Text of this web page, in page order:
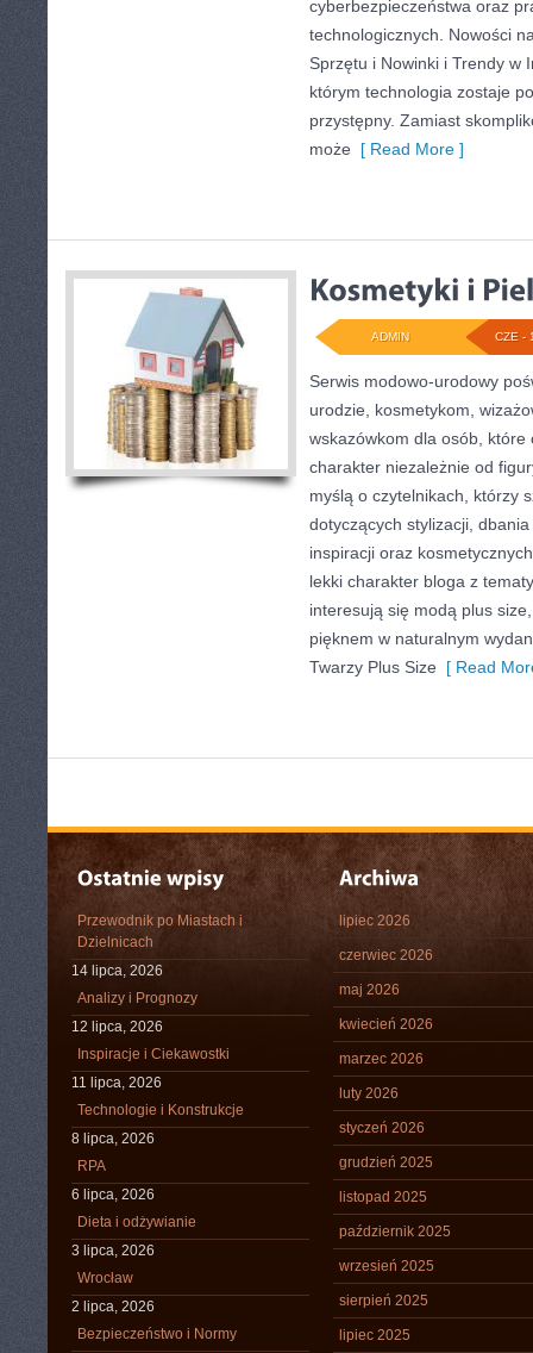
cyberbezpieczeństwa oraz
technologicznych. Nowości
Sprzętu i Nowinki i Trendy w
którym technologia zostaje
przystępny. Zamiast
może [ Read More ]
CZE -
ADMIN
Serwis modowo-urodowy
urodzie, kosmetykom,
wskazówkom dla osób, które
charakter niezależnie od
myślą o czytelnikach, którzy
dotyczących stylizacji,
inspiracji oraz
lekki charakter bloga z
interesują się modą plus
pięknem w naturalnym
Twarzy Plus Size [ Read
Przewodnik po Miastach i
Dzielnicach
14 lipca, 2026
Analizy i Prognozy
12 lipca, 2026
Inspiracje i Ciekawostki
11 lipca, 2026
Technologie i Konstrukcje
8 lipca, 2026
RPA
6 lipca, 2026
Dieta i odżywianie
3 lipca, 2026
Wrocław
2 lipca, 2026
Bezpieczeństwo i Normy
lipiec 2026
czerwiec 2026
maj 2026
kwiecień 2026
marzec 2026
luty 2026
styczeń 2026
grudzień 2025
listopad 2025
październik 2025
wrzesień 2025
sierpień 2025
lipiec 2025